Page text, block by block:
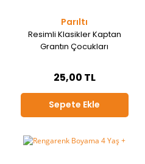
Parıltı
Resimli Klasikler Kaptan
Grantın Çocukları
25,00 TL
Sepete Ekle